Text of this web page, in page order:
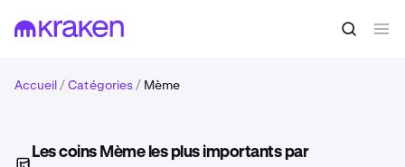
Accueil/Catégories/ Mème
Les coins Mème les plus importants par